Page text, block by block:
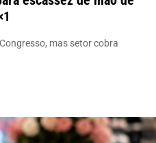
mas setor cobra